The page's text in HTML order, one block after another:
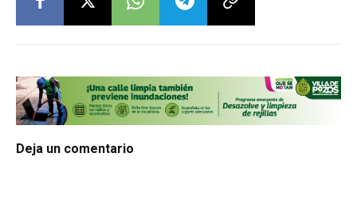
Deja un comentario